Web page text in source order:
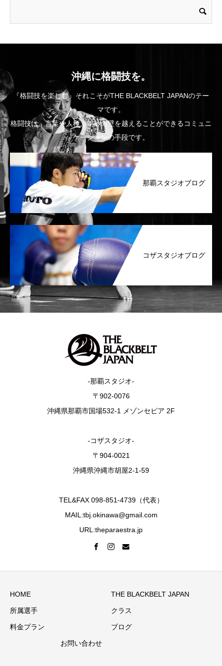
沖縄に格闘技を。
『格闘技を楽しむ』それこそがTHE BLACKBELT JAPANのテー
マです。
格闘技は、言葉や人種、年齢の壁を越えることができるコミュニ
ケーションの手段です。
那覇スタジオブログ
コザスタジオブログ
-那覇スタジオ-
〒902-0076
沖縄県那覇市国場532-1 メゾンセピア 2F
-コザスタジオ-
〒904-0021
沖縄県沖縄市胡屋2-1-59
TEL&FAX 098-851-4739（代表）
MAIL:tbj.okinawa@gmail.com
URL:theparaestra.jp
HOME THE BLACKBELT JAPAN
所属選手 クラス
料金プラン ブログ
お問い合わせ